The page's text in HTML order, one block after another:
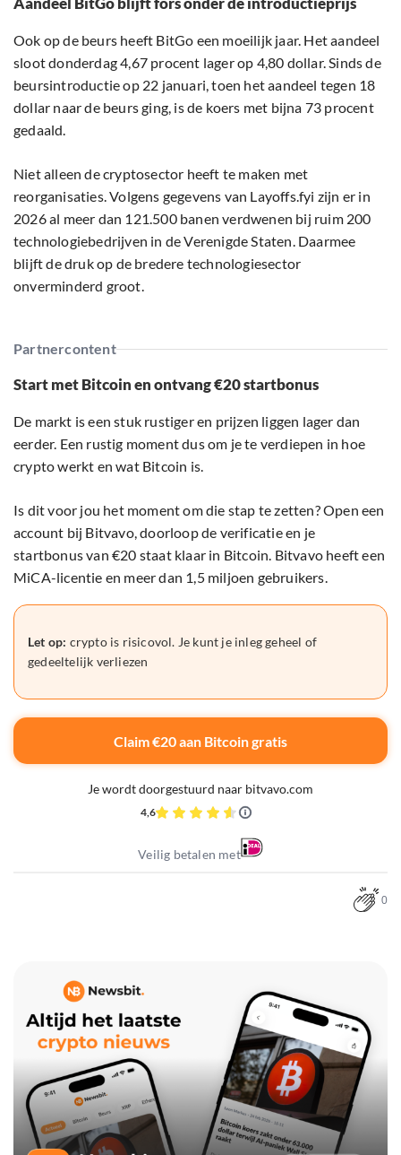
Ook op de beurs heeft BitGo een moeilijk jaar. Het aandeel
sloot donderdag 4,67 procent lager op 4,80 dollar. Sinds de
beursintroductie op 22 januari, toen het aandeel tegen 18
dollar naar de beurs ging, is de koers met bijna 73 procent
gedaald.
Niet alleen de cryptosector heeft te maken met
reorganisaties. Volgens gegevens van Layoffs.fyi zijn er in
2026 al meer dan 121.500 banen verdwenen bij ruim 200
technologiebedrijven in de Verenigde Staten. Daarmee
blijft de druk op de bredere technologiesector
onverminderd groot.
Partnercontent
Start met Bitcoin en ontvang €20 startbonus
De markt is een stuk rustiger en prijzen liggen lager dan
eerder. Een rustig moment dus om je te verdiepen in hoe
crypto werkt en wat Bitcoin is.
Is dit voor jou het moment om die stap te zetten? Open een
account bij Bitvavo, doorloop de verificatie en je
startbonus van €20 staat klaar in Bitcoin. Bitvavo heeft een
MiCA-licentie en meer dan 1,5 miljoen gebruikers.
Let op: crypto is risicovol. Je kunt je inleg geheel of
gedeeltelijk verliezen
Claim €20 aan Bitcoin gratis
Je wordt doorgestuurd naar bitvavo.com
4,6
Veilig betalen met
0